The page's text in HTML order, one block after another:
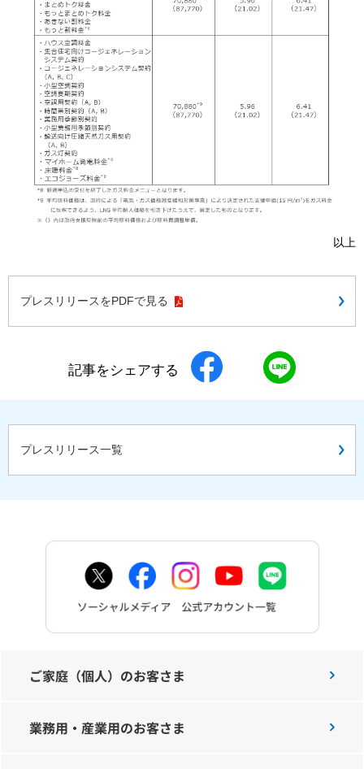
以上
プレスリリースをPDFで見る
記事をシェアする
プレスリリース一覧
ご家庭（個人）のお客さま
業務用・産業用のお客さま